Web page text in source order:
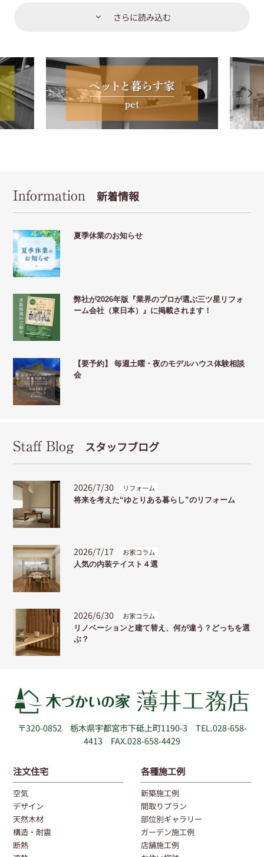
さらに読み込む
Information 新着情報
夏季休業のお知らせ
弊社が2026年版『業界のプロが選ぶ三ツ星リフォ
ーム会社（東日本）』に掲載されます！
【要予約】 毎週土曜・夜のモデルハウス体験相談
会
Staff Blog スタッフブログ
2026/7/30 リフォーム
将来を考えた“ゆとりある暮らし”のリフォーム
2026/7/17 お家コラム
人気の内装テイスト４選
2026/6/30 お家コラム
リノベーションと建て替え、何が違う？どっちを選
ぶ？
〒320-0852 栃木県宇都宮市下砥上町1190-3
TEL.028-658-
4413 FAX.028-658-4429
注文住宅
空気
デザイン
天然木材
構造・耐震
断熱
各種施工例
新築施工例
間取りプラン
部位別ギャラリー
ガーデン施工例
店舗施工例